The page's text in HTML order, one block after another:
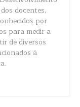
docentes,
por
para medir a
de diversos
à